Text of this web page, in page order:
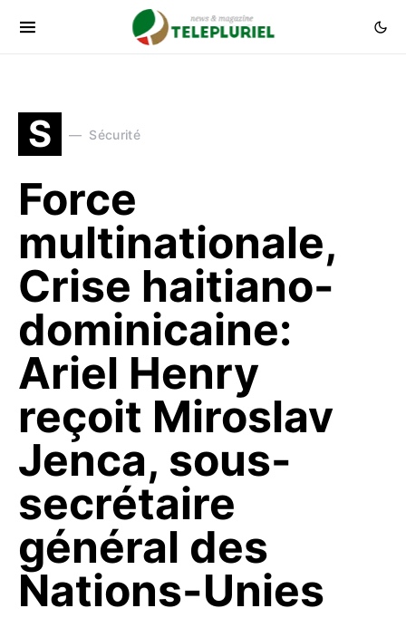
S Sécurité
Force
multinationale,
Crise haitiano-
dominicaine:
Ariel Henry
reçoit Miroslav
Jenca, sous-
secrétaire
général des
Nations-Unies